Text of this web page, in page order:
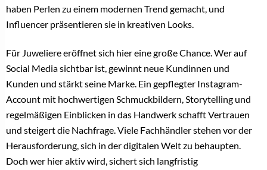
haben Perlen zu einem modernen Trend gemacht, und
Influencer präsentieren sie in kreativen Looks.
Für Juweliere eröffnet sich hier eine große Chance. Wer auf
Social Media sichtbar ist, gewinnt neue Kundinnen und
Kunden und stärkt seine Marke. Ein gepflegter Instagram-
Account mit hochwertigen Schmuckbildern, Storytelling und
regelmäßigen Einblicken in das Handwerk schafft Vertrauen
und steigert die Nachfrage. Viele Fachhändler stehen vor der
Herausforderung, sich in der digitalen Welt zu behaupten.
Doch wer hier aktiv wird, sichert sich langfristig